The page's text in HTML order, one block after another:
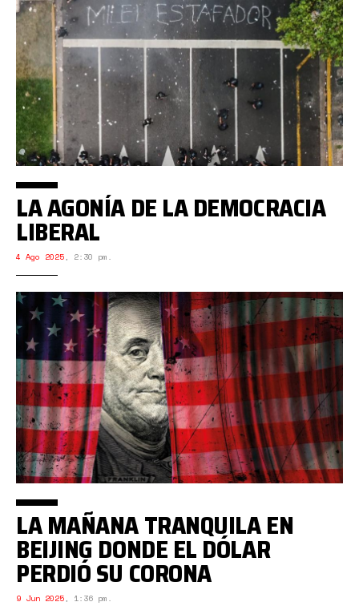
LA AGONÍA DE LA DEMOCRACIA
LIBERAL
4 Ago 2025, 2:30 pm.
LA MAÑANA TRANQUILA EN
BEIJING DONDE EL DÓLAR
PERDIÓ SU CORONA
9 Jun 2025, 1:36 pm.